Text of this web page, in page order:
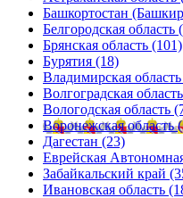
Башкортостан
Белгородская область
Брянская область (101)
Бурятия (18)
Владимирская
Волгоградская
Вологодская область
Воронежская область
Дагестан (23)
Еврейская
Забайкальский край
Ивановская область